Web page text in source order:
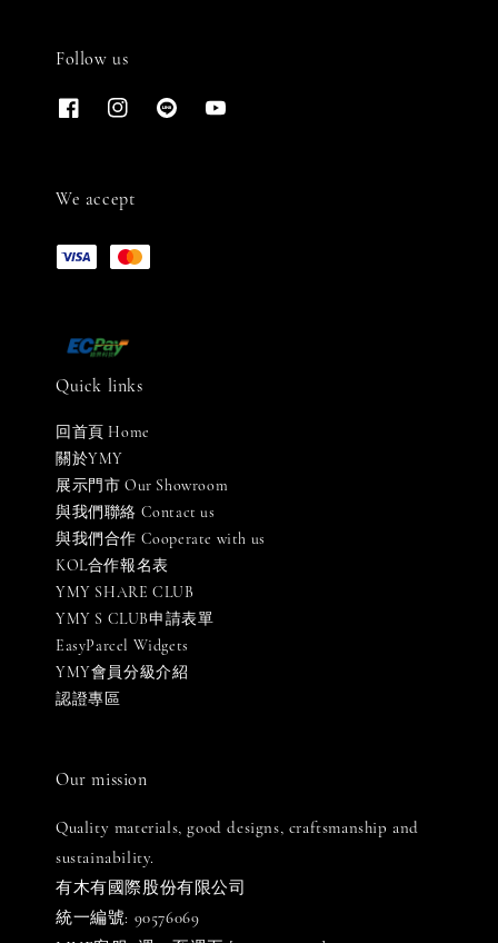
Follow us
We accept
Quick links
回首頁 Home
關於YMY
展示門市 Our Showroom
與我們聯絡 Contact us
與我們合作 Cooperate with us
KOL合作報名表
YMY SHARE CLUB
YMY S CLUB申請表單
EasyParcel Widgets
YMY會員分級介紹
認證專區
Our mission
Quality materials, good designs, craftsmanship and
sustainability.
有木有國際股份有限公司
統一編號: 90576069